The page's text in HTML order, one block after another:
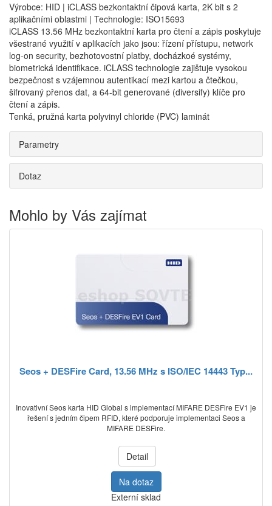
Výrobce: HID | iCLASS bezkontaktní čipová karta, 2K bit s 2
aplikačními oblastmi | Technologie: ISO15693
iCLASS 13.56 MHz bezkontaktní karta pro čtení a zápis poskytuje
všestrané využití v aplikacích jako jsou: řízení přístupu, network
log-on security, bezhotovostní platby, docházkoé systémy,
biometrická identifikace. iCLASS technologie zajištuje vysokou
bezpečnost s vzájemnou autentikací mezi kartou a čtečkou,
šifrovaný přenos dat, a 64-bit generované (diversify) klíče pro
čtení a zápis.
Tenká, pružná karta polyvinyl chloride (PVC) laminát
Parametry
Dotaz
Mohlo by Vás zajímat
Seos + DESFire Card, 13.56 MHz s ISO/IEC 14443 Typ...
Inovativní Seos karta HID Global s implementací MIFARE DESFire EV1 je
řešení s jedním čipem RFID, které podporuje implementaci Seos a
MIFARE DESFire.
Detail
Na dotaz
Externí sklad